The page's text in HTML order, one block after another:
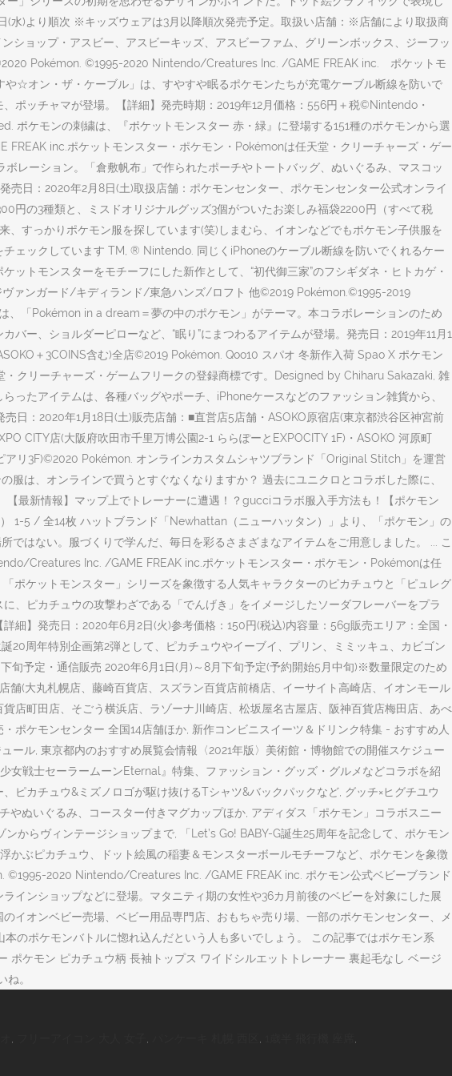
(水)より順次 ※キッズウェアは3月以降順次発売予定。取扱い店舗：※店舗により取扱商
ョップ・アスビー、アスビーキッズ、アスビーファム、グリーンボックス、ジーフッ
Pokémon. ©1995-2020 Nintendo/Creatures Inc. /GAME FREAK inc. ポケットモ
☆オン・ザ・ケーブル」は、すやすや眠るポケモンたちが充電ケーブル断線を防いで
ポッチャマが登場。【詳細】発売時期：2019年12月価格：556円＋税©Nintendo・
ケモンの刺繍は、『ポケットモンスター 赤・緑』に登場する151種のポケモンから選
inc.ポケットモンスター・ポケモン・Pokémonは任天堂・クリーチャーズ・ゲー
レーション。「倉敷帆布」で作られたポーチやトートバッグ、ぬいぐるみ、マスコッ
日：2020年2月8日(土)取扱店舗：ポケモンセンター、ポケモンセンター公式オンライ
円の3種類と、ミスドオリジナルグッズ3個がついたお楽しみ福袋2200円（すべて税
すっかりポケモン服を探しています(笑)しまむら、イオンなどでもポケモン子供服を
ェックしています TM, ®︎ Nintendo. 同じくiPhoneのケーブル断線を防いでくれるケー
トモンスターをモチーフにした新作として、“初代御三家”のフシギダネ・ヒトカゲ・
ヴァンガード/キディランド/東急ハンズ/ロフト 他©2019 Pokémon.©1995-2019
「Pokémon in a dream＝夢の中のポケモン」がテーマ。本コラボレーションのため
ー、ショルダーピローなど、“眠り”にまつわるアイテムが登場。発売日：2019年11月1
＋3COINS含む)全店©2019 Pokémon. Qoo10 スパオ 冬新作入荷 Spao X ポケモン
クリーチャーズ・ゲームフリークの登録商標です。Designed by Chiharu Sakazaki, 雑
たアイテムは、各種バッグやポーチ、iPhoneケースなどのファッション雑貨から、
日：2020年1月18日(土)販売店舗：■直営店5店舗・ASOKO原宿店(東京都渋谷区神宮前
CITY店(大阪府吹田市千里万博公園2-1 ららぽーとEXPOCITY 1F)・ASOKO 河原町
アリ3F)©2020 Pokémon. オンラインカスタムシャツブランド「Original Stitch」を運営
は、オンラインで買うとすぐなくなりますか？ 過去にユニクロとコラボした際に、
最新情報】マップ上でトレーナーに遭遇！？gucciコラボ服入手方法も！【ポケモン
1-5 / 全14枚 ハットブランド「Newhattan（ニューハッタン）」より、「ポケモン」の
はない。服づくりで学んだ、毎日を彩るさまざまなアイテムをご用意しました。 ... こ
Creatures Inc. /GAME FREAK inc.ポケットモンスター・ポケモン・Pokémonは任
ケットモンスター」シリーズを象徴する人気キャラクターのピカチュウと「ピュレグ
、ピカチュウの攻撃わざである「でんげき」をイメージしたソーダフレーバーをプラ
】発売日：2020年6月2日(火)参考価格：150円(税込)内容量：56g販売エリア：全国・
周年特別企画第2弾として、ピカチュウやイーブイ、プリン、ミミッキュ、カビゴン
旬予定・通信販売 2020年6月1日(月)～8月下旬予定(予約開始5月中旬)※数量限定のため
(大丸札幌店、藤崎百貨店、スズラン百貨店前橋店、イーサイト高崎店、イオンモール
店町田店、そごう横浜店、ラゾーナ川崎店、松坂屋名古屋店、阪神百貨店梅田店、あべ
ポケモンセンター 全国14店舗ほか, 新作コンビニスイーツ＆ドリンク特集 - おすすめ人
ル, 東京都内のおすすめ展覧会情報〈2021年版〉美術館・博物館での開催スケジュー
女戦士セーラームーンEternal』特集、ファッション・グッズ・グルメなどコラボを紹
ピカチュウ&ミズノロゴが駆け抜けるTシャツ&バックパックなど, グッチ×ヒグチユウ
ぬいぐるみ、コースター付きマグカップほか, アディダス「ポケモン」コラボスニー
からヴィンテージショップまで, 「Let’s Go! BABY-G誕生25周年を記念して、ポケモン
ぶピカチュウ、ドット絵風の稲妻＆モンスターボールモチーフなど、ポケモンを象徴
©1995-2020 Nintendo/Creatures Inc. /GAME FREAK inc. ポケモン公式ベビーブランド
インショップなどに登場。マタニティ期の女性や36カ月前後のベビーを対象にした展
イオンベビー売場、ベビー用品専門店、おもちゃ売り場、一部のポケモンセンター、メ
のポケモンバトルに惚れ込んだという人も多いでしょう。 この記事ではポケモン系
ケモン ピカチュウ柄 長袖トップス ワイドシルエットトレーナー 裏起毛なし ベージ
。